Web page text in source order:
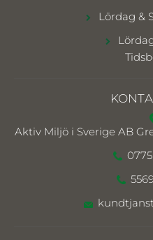
Lördag &
Aktiv Miljö i Sverige AB